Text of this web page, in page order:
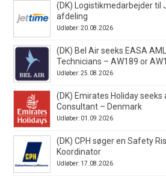
(DK) Logistikmedarbejder til
afdeling
Udløber: 20.08.2026
(DK) Bel Air seeks EASA
Technicians – AW189 or
Udløber: 25.08.2026
(DK) Emirates Holiday seeks
Consultant – Denmark
Udløber: 01.09.2026
(DK) CPH søger en Safety
Koordinator
Udløber: 17.08.2026